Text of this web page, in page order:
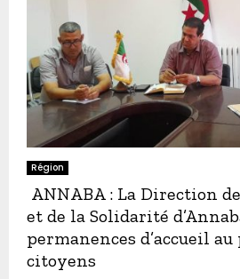
Région
ANNABA : La Direction
et de la Solidarité
permanences d’accueil
citoyens